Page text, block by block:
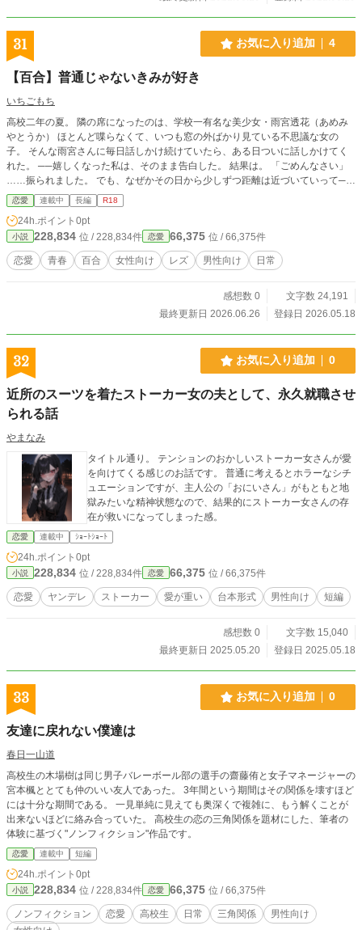
31 お気に入り追加 4
【百合】普通じゃないきみが好き
いちごもち
高校二年の夏。 隣の席になったのは、学校一有名な美少女・雨宮透花（あめみ
やとうか） ほとんど喋らなくて、いつも窓の外ばかり見ている不思議な女の
子。 そんな雨宮さんに毎日話しかけ続けていたら、ある日ついに話しかけてく
れた。 ──嬉しくなった私は、そのまま告白した。 結果は。 「ごめんなさい」
……振られました。 でも、なぜかその日から少しずつ距離は近づいていって─
─？
恋愛 連載中 長編 R18
24h.ポイント 0pt
小説 228,834 位 / 228,834件 恋愛 66,375 位 / 66,375件
恋愛 青春 百合 女性向け レズ 男性向け 日常
感想数 0
文字数 24,191
最終更新日 2026.06.26
登録日 2026.05.18
32 お気に入り追加 0
近所のスーツを着たストーカー女の夫として、永久就職させ
られる話
やまなみ
タイトル通り。 テンションのおかしいストーカー女さんが愛
を向けてくる感じのお話です。 普通に考えるとホラーなシチ
ュエーションですが、主人公の「おにいさん」がもともと地
獄みたいな精神状態なので、結果的にストーカー女さんの存
在が救いになってしまった感。
恋愛 連載中 ｼｮｰﾄｼｮｰﾄ
24h.ポイント 0pt
小説 228,834 位 / 228,834件 恋愛 66,375 位 / 66,375件
恋愛 ヤンデレ ストーカー 愛が重い 台本形式 男性向け 短編
感想数 0
文字数 15,040
最終更新日 2025.05.20
登録日 2025.05.18
33 お気に入り追加 0
友達に戻れない僕達は
春日一山道
高校生の木場樹は同じ男子バレーボール部の選手の齋藤侑と女子マネージャーの
宮本楓ととても仲のいい友人であった。 3年間という期間はその関係を壊すほど
には十分な期間である。 一見単純に見えても奥深くで複雑に、もう解くことが
出来ないほどに絡み合っていた。 高校生の恋の三角関係を題材にした、筆者の
体験に基づく"ノンフィクション"作品です。
恋愛 連載中 短編
24h.ポイント 0pt
小説 228,834 位 / 228,834件 恋愛 66,375 位 / 66,375件
ノンフィクション 恋愛 高校生 日常 三角関係
男性向け